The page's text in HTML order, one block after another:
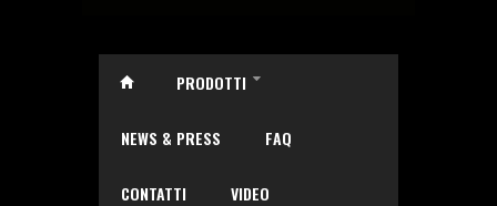
PRODOTTI
NEWS & PRESS FAQ
CONTATTI VIDEO